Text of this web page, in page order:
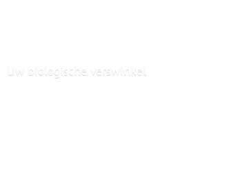
Uw biologische verswinkel